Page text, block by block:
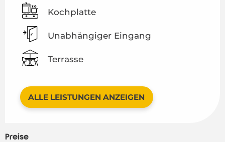
Kochplatte
Unabhängiger Eingang
Terrasse
ALLE LEISTUNGEN ANZEIGEN
Preise